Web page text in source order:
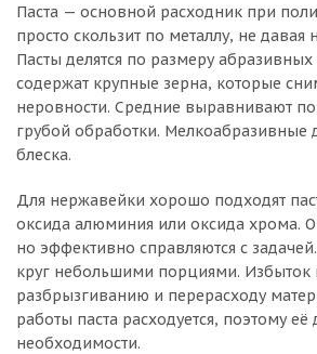
Паста — основной расходник при
просто скользит по металлу, не давая
Пасты делятся по размеру абразивных
содержат крупные зерна, которые
неровности. Средние выравнивают
грубой обработки. Мелкоабразивные
блеска.
Для нержавейки хорошо подходят
оксида алюминия или оксида хрома.
но эффективно справляются с
круг небольшими порциями. Избыток
разбрызгиванию и перерасходу
работы паста расходуется, поэтому
необходимости.